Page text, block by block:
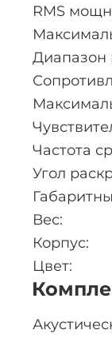
RMS
Диапазон
Частота
Угол
Вес:
Корпус:
Цвет: